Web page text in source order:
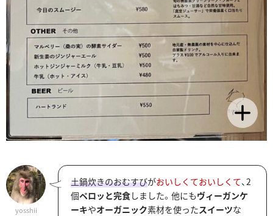
yosshii
土鍋炊きのおむすびがおいしくておいしくて、2
個ペロッと完食しました。他にもヴィーガンケ
ーキやオーガニック素材を使ったスイーツな